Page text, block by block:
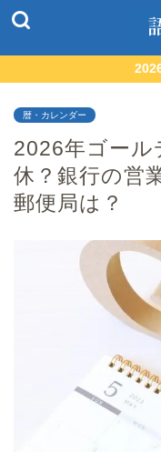
暦・カレンダー
2026年ゴール
休？銀行の営
郵便局は？